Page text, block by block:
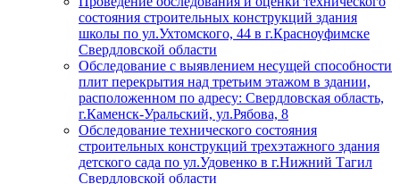
состояния строительных конструкций здания
школы по ул.Ухтомского, 44 в г.Красноуфимске
Свердловской области
Обследование с выявлением несущей способности
плит перекрытия над третьим этажом в здании,
расположенном по адресу: Свердловская область,
г.Каменск-Уральский, ул.Рябова, 8
Обследование технического состояния
строительных конструкций трехэтажного здания
детского сада по ул.Удовенко в г.Нижний Тагил
Свердловской области